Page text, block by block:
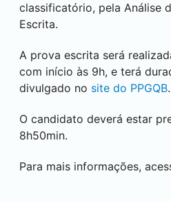
classificatório, pela Análise
Escrita.
A prova escrita será
com início às 9h, e terá
divulgado no site do PPGQB.
O candidato deverá estar
8h50min.
Para mais informações,